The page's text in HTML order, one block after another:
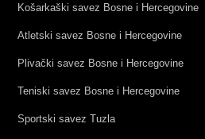
Košarkaški savez Bosne i Hercegovine
Atletski savez Bosne i Hercegovine
Plivački savez Bosne i Hercegovine
Teniski savez Bosne i Hercegovine
Sportski savez Tuzla